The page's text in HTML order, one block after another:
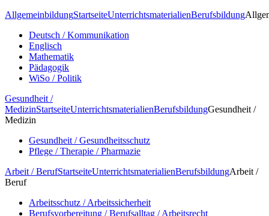
AllgemeinbildungStartseiteUnterrichtsmaterialienBerufsbildung
Deutsch / Kommunikation
Englisch
Mathematik
Pädagogik
WiSo / Politik
Gesundheit /
MedizinStartseiteUnterrichtsmaterialienBerufsbildungGesundheit /
Medizin
Gesundheit / Gesundheitsschutz
Pflege / Therapie / Pharmazie
Arbeit / BerufStartseiteUnterrichtsmaterialienBerufsbildungArbeit /
Beruf
Arbeitsschutz / Arbeitssicherheit
Berufsvorbereitung / Berufsalltag / Arbeitsrecht